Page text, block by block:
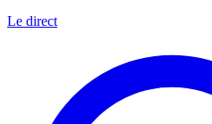
Le direct